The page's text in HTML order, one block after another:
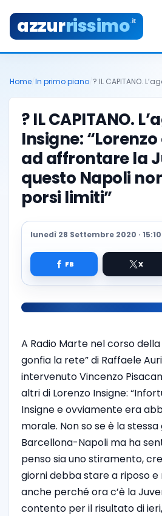
azzurrissimo.it
Home In primo piano ? IL CAPITANO.
? IL CAPITANO.
Insigne:
ad affrontare la
questo Napoli
porsi limiti”
lunedì 28 Settembre 2020 · 15:10
A Radio Marte nel corso della
gonfia la rete” di Raffaele
intervenuto Vincenzo
altri di Lorenzo Insigne:
Insigne e ovviamente era
morale. Non so se è la
Barcellona-Napoli ma ha
penso sia uno stiramento,
giorni debba stare a riposo e
anche perché ora c’è la
contento per il risultato di